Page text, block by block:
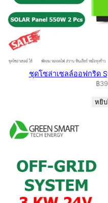
ชุดโซล่าเซลล์ออฟกริด
฿
หยิบ